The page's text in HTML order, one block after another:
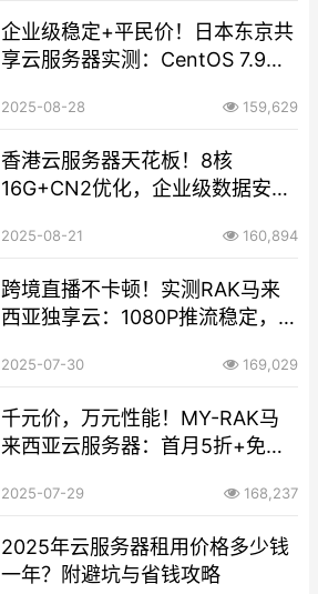
企业级稳定+平民价！日本东京共
享云服务器实测：CentOS 7.9系
2025-08-28 159,629
香港云服务器天花板！8核
16G+CN2优化，企业级数据安全
2025-08-21 160,894
跨境直播不卡顿！实测RAK马来
西亚独享云：1080P推流稳定，
2025-07-30 169,029
千元价，万元性能！MY-RAK马
来西亚云服务器：首月5折+免费
器”
2025-07-29 168,237
2025年云服务器租用价格多少钱
一年？附避坑与省钱攻略